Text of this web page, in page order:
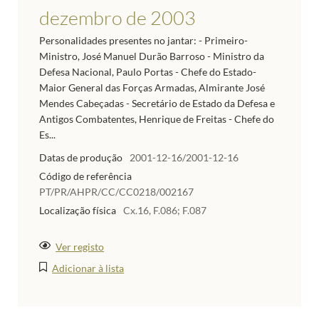
dezembro de 2003
Personalidades presentes no jantar: - Primeiro-
Ministro, José Manuel Durão Barroso - Ministro da
Defesa Nacional, Paulo Portas - Chefe do Estado-
Maior General das Forças Armadas, Almirante José
Mendes Cabeçadas - Secretário de Estado da Defesa e
Antigos Combatentes, Henrique de Freitas - Chefe do
Es...
Datas de produção
2001-12-16/2001-12-16
Código de referência
PT/PR/AHPR/CC/CC0218/002167
Localização física Cx.16, F.086; F.087
Ver registo
Adicionar à lista